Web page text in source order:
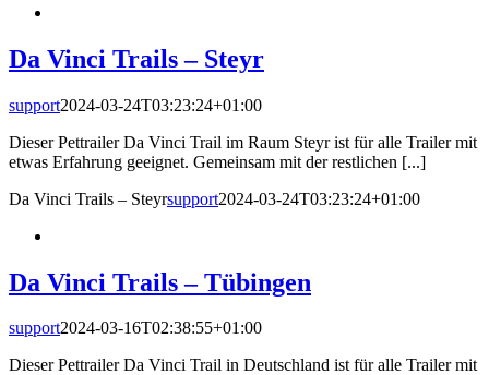
Da Vinci Trails – Steyr
support2024-03-24T03:23:24+01:00
Dieser Pettrailer Da Vinci Trail im Raum Steyr ist für alle Trailer mit
etwas Erfahrung geeignet. Gemeinsam mit der restlichen [...]
Da Vinci Trails – Steyrsupport2024-03-24T03:23:24+01:00
Da Vinci Trails – Tübingen
support2024-03-16T02:38:55+01:00
Dieser Pettrailer Da Vinci Trail in Deutschland ist für alle Trailer mit